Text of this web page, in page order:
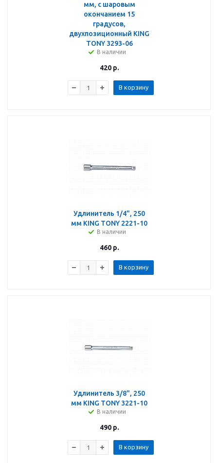
мм, с шаровым
окончанием 15
градусов,
двухпозиционный KING
TONY 3293-06
В наличии
420р.
В корзину
Удлинитель 1/4", 250
мм KING TONY 2221-10
В наличии
460р.
В корзину
Удлинитель 3/8", 250
мм KING TONY 3221-10
В наличии
490р.
В корзину